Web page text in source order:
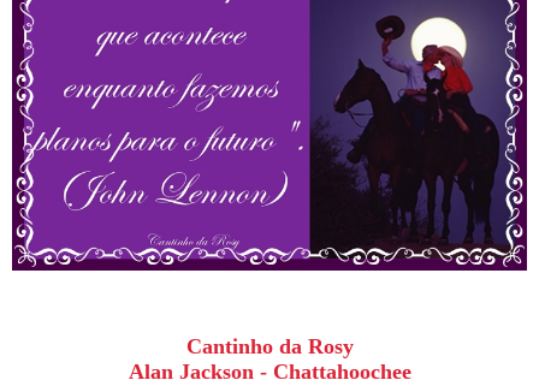
Cantinho da Rosy
Alan Jackson - Chattahoochee